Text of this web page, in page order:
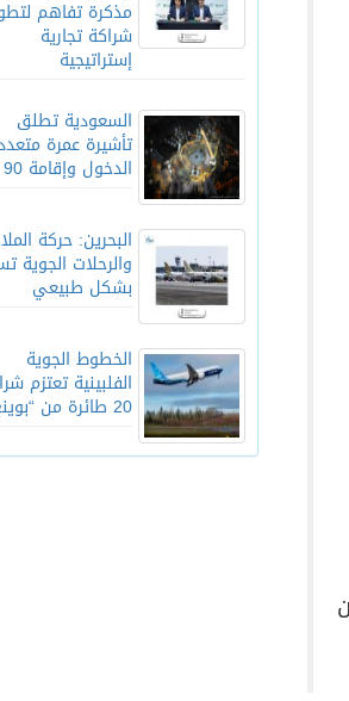
مذكرة تفاهم
شراكة تجارية
إستراتيجية
السعودية تطلق
تأشيرة عمرة
الدخول وإقامة 90 يوماً
البحرين: حركة
والرحلات الجوية
بشكل طبيعي
الخطوط الجوية
الفلبينية تعتزم
20 طائرة من “بوينغ”